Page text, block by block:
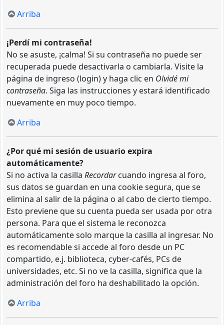
Arriba
¡Perdí mi contraseña!
No se asuste, ¡calma! Si su contraseña no puede ser
recuperada puede desactivarla o cambiarla. Visite la
página de ingreso (login) y haga clic en Olvidé mi
contraseña. Siga las instrucciones y estará identificado
nuevamente en muy poco tiempo.
Arriba
¿Por qué mi sesión de usuario expira
automáticamente?
Si no activa la casilla Recordarcuando ingresa al foro,
sus datos se guardan en una cookie segura, que se
elimina al salir de la página o al cabo de cierto tiempo.
Esto previene que su cuenta pueda ser usada por otra
persona. Para que el sistema le reconozca
automáticamente solo marque la casilla al ingresar. No
es recomendable si accede al foro desde un PC
compartido, e.j. biblioteca, cyber-cafés, PCs de
universidades, etc. Si no ve la casilla, significa que la
administración del foro ha deshabilitado la opción.
Arriba